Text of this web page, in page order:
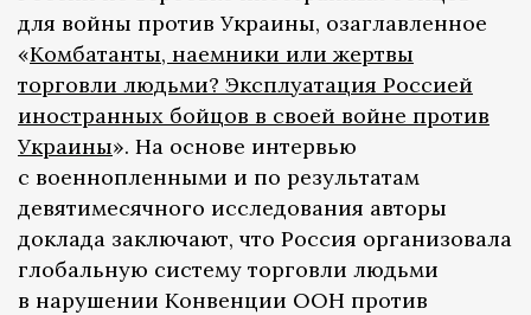
для войны против Украины, озаглавленное
«Комбатанты, наемники или жертвы
торговли людьми? Эксплуатация Россией
иностранных бойцов в своей войне против
Украины». На основе интервью
с военнопленными и по результатам
девятимесячного исследования авторы
доклада заключают, что Россия организовала
глобальную систему торговли людьми
в нарушении Конвенции ООН против